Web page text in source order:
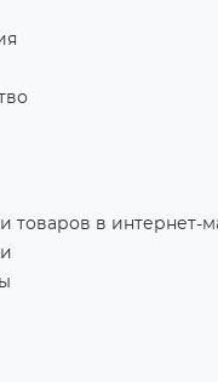
товаров в интернет-